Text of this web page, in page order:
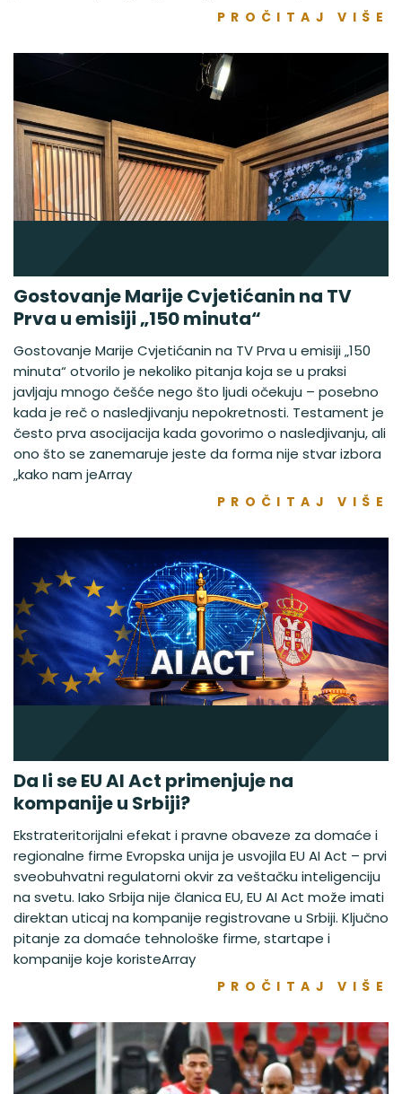
PROČITAJ VIŠE
Gostovanje Marije Cvjetićanin na TV
Prva u emisiji „150 minuta“
Gostovanje Marije Cvjetićanin na TV Prva u emisiji „150
minuta“ otvorilo je nekoliko pitanja koja se u praksi
javljaju mnogo češće nego što ljudi očekuju – posebno
kada je reč o nasledjivanju nepokretnosti. Testament je
često prva asocijacija kada govorimo o nasledjivanju, ali
ono što se zanemaruje jeste da forma nije stvar izbora
„kako nam jeArray
PROČITAJ VIŠE
Da li se EU AI Act primenjuje na
kompanije u Srbiji?
Ekstrateritorijalni efekat i pravne obaveze za domaće i
regionalne firme Evropska unija je usvojila EU AI Act – prvi
sveobuhvatni regulatorni okvir za veštačku inteligenciju
na svetu. Iako Srbija nije članica EU, EU AI Act može imati
direktan uticaj na kompanije registrovane u Srbiji. Ključno
pitanje za domaće tehnološke firme, startape i
kompanije koje koristeArray
PROČITAJ VIŠE